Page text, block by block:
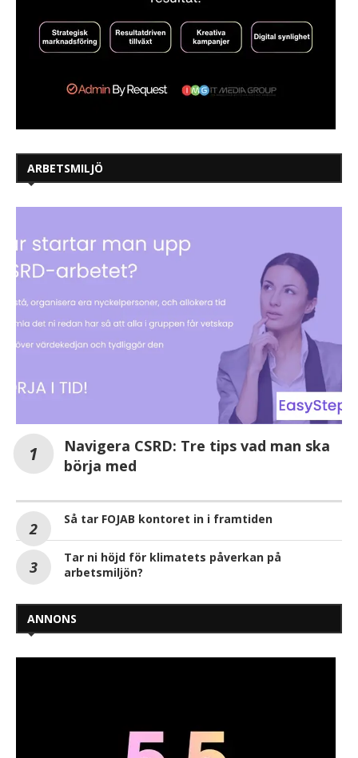
ARBETSMILJÖ
Navigera CSRD: Tre tips vad man ska
börja med
Så tar FOJAB kontoret in i framtiden
Tar ni höjd för klimatets påverkan på
arbetsmiljön?
ANNONS